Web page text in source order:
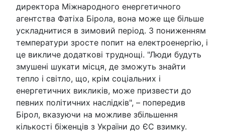
директора Міжнародного енергетичного
агентства Фатіха Бірола, вона може ще більше
ускладнитися в зимовий період. З пониженням
температури зросте попит на електроенергію, і
це викличе додаткові труднощі. "Люди будуть
змушені шукати місця, де зможуть знайти
тепло і світло, що, крім соціальних і
енергетичних викликів, може призвести до
певних політичних наслідків", – попередив
Бірол, вказуючи на можливе збільшення
кількості біженців з України до ЄС взимку.